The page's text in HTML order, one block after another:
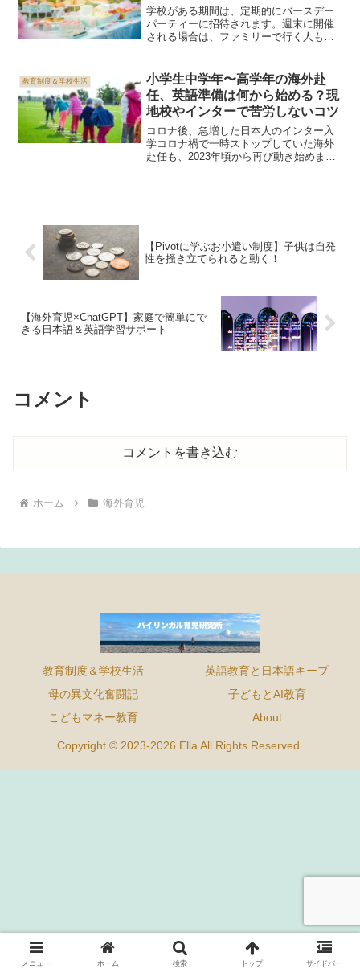
学校がある期間は、定期的にバースデー
パーティーに招待されます。週末に開催
される場合は、ファミリーで行く人も少
くないかを聞いて、「行きたい」と言っ
たら家族で参加。「行かな...
教育制度＆学校生活
小学生中学年〜高学年の海外赴
任、英語準備は何から始める？現
地校やインターで苦労しないコツ
コロナ後、急増した日本人のインター入
学コロナ禍で一時ストップしていた海外
赴任も、2023年頃から再び動き始めまし
【Pivotに学ぶお小遣い制度】子供は自発
性を掻き立てられると動く！
【海外育児×ChatGPT】家庭で簡単にで
きる日本語＆英語学習サポート
コメント
コメントを書き込む
ホーム 海外育児
教育制度＆学校生活
英語教育と日本語キープ
母の異文化奮闘記
子どもとAI教育
こどもマネー教育
About
Copyright © 2023-2026 Ella All Rights Reserved.
メニュー ホーム 検索 トップ サイドバー